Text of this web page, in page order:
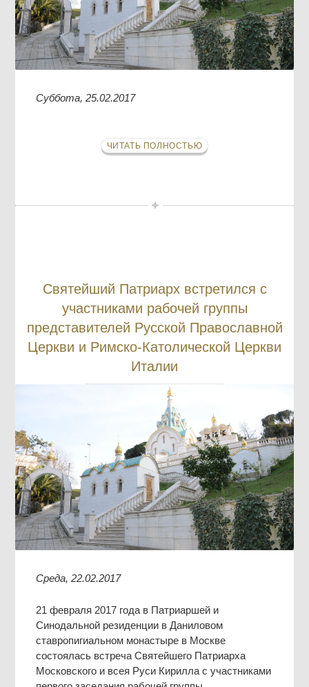
Суббота, 25.02.2017
ЧИТАТЬ ПОЛНОСТЬЮ
Святейший Патриарх встретился с
участниками рабочей группы
представителей Русской Православной
Церкви и Римско-Католической Церкви
Италии
Среда, 22.02.2017
21 февраля 2017 года в Патриаршей и
Синодальной резиденции в Даниловом
ставропигиальном монастыре в Москве
состоялась встреча Святейшего Патриарха
Московского и всея Руси Кирилла с участниками